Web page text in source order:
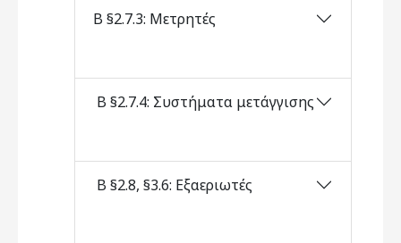
Β §2.7.3: Μετρητές
Β §2.7.4: Συστήματα μετάγγισης
Β §2.8, §3.6: Εξαεριωτές